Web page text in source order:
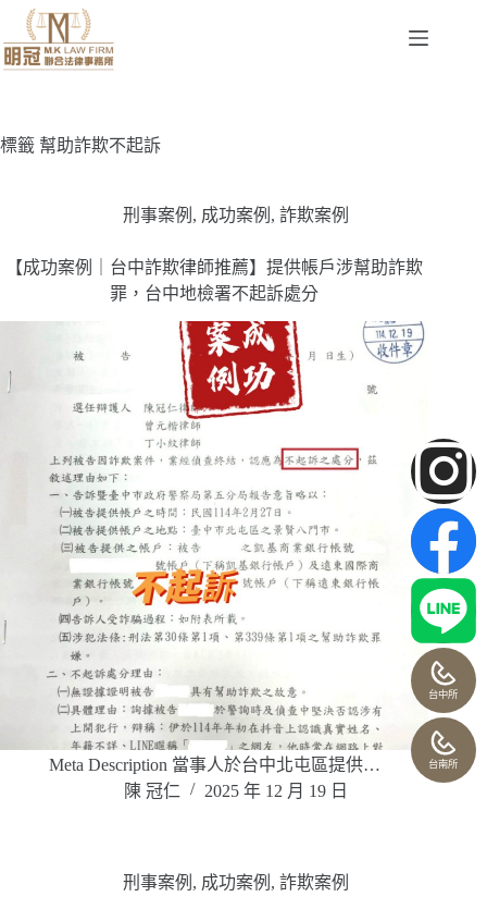
標籤 幫助詐欺不起訴
刑事案例 , 成功案例 ,詐欺案例
【成功案例｜台中詐欺律師推薦】提供帳戶涉幫助詐欺
罪，台中地檢署不起訴處分
Meta Description 當事人於台中北屯區提供…
陳 冠仁
2025 年 12 月 19 日
刑事案例 , 成功案例 ,詐欺案例
台中所
台南所